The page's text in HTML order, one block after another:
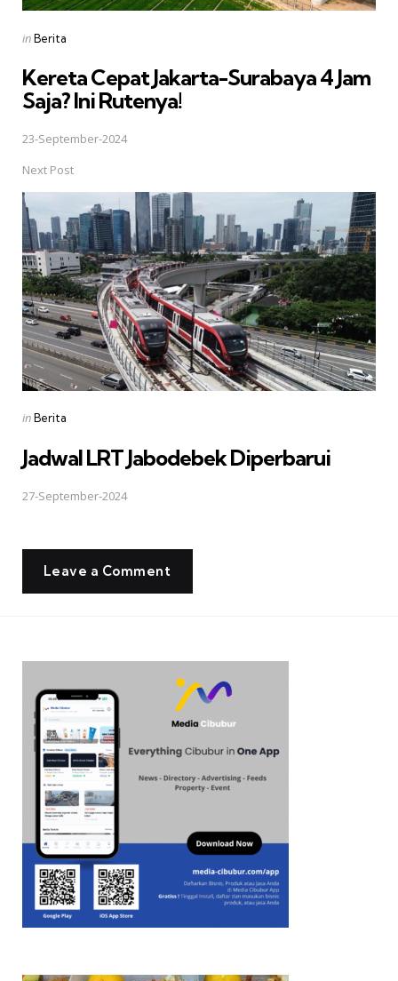
Posted
inBerita
Kereta Cepat Jakarta-Surabaya 4 Jam
Saja? Ini Rutenya!
23-September-2024
Next Post
Posted
inBerita
Jadwal LRT Jabodebek Diperbarui
27-September-2024
Leave a Comment